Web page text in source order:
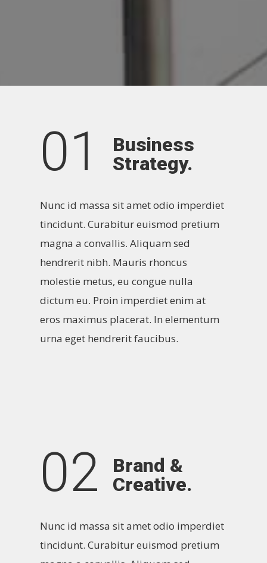
01
Business
Strategy.
Nunc id massa sit amet odio imperdiet
tincidunt. Curabitur euismod pretium
magna a convallis. Aliquam sed
hendrerit nibh. Mauris rhoncus
molestie metus, eu congue nulla
dictum eu. Proin imperdiet enim at
eros maximus placerat. In elementum
urna eget hendrerit faucibus.
02
Brand &
Creative.
Nunc id massa sit amet odio imperdiet
tincidunt. Curabitur euismod pretium